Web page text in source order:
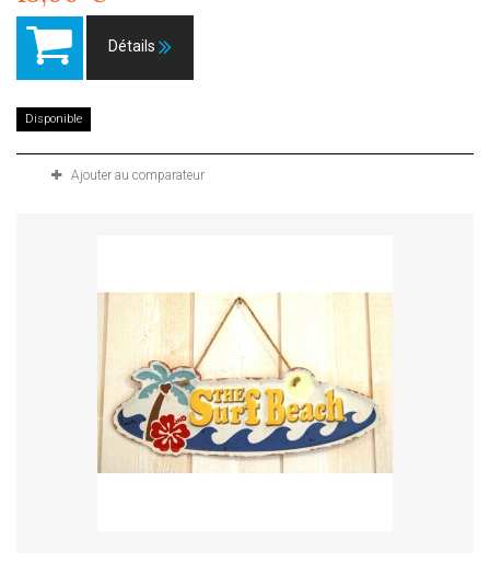
Détails
Disponible
Ajouter au comparateur